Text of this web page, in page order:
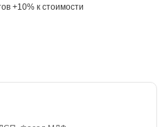
+10% к стоимости